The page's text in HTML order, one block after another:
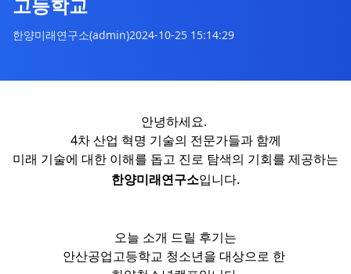
한양미래연구소(admin)2024-10-25 15:14:29
안녕하세요.
4차 산업 혁명 기술의 전문가들과 함께
미래 기술에 대한 이해를 돕고 진로 탐색의 기회를 제공하는
한양미래연구소입니다.
오늘 소개 드릴 후기는
안산공업고등학교 청소년을 대상으로 한